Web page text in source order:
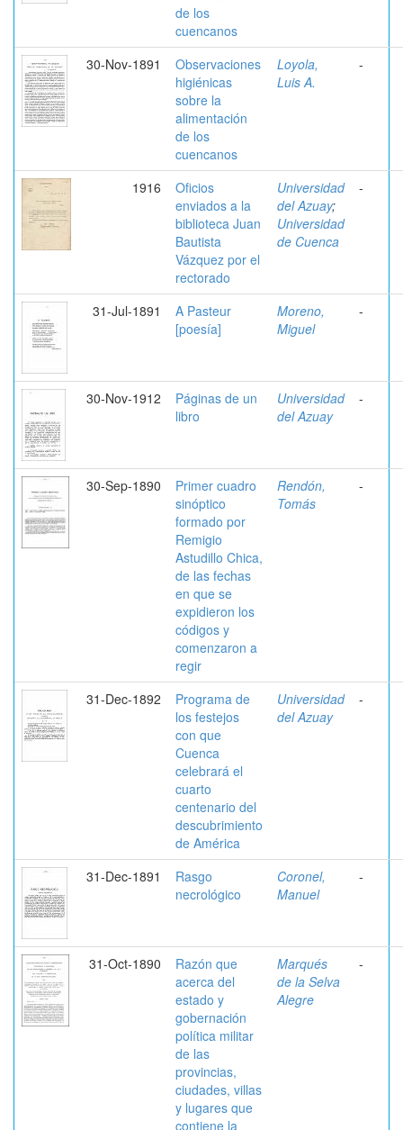
de los
cuencanos
30-Nov-1891
Observaciones
higiénicas
sobre la
alimentación
de los
cuencanos
Loyola,
Luis A.
-
1916
Oficios
enviados a la
biblioteca Juan
Bautista
Vázquez por el
rectorado
Universidad
del Azuay;
Universidad
de Cuenca
-
31-Jul-1891
A Pasteur
[poesía]
Moreno,
Miguel
-
30-Nov-1912
Páginas de un
libro
Universidad
del Azuay
-
30-Sep-1890
Primer cuadro
sinóptico
formado por
Remigio
Astudillo Chica,
de las fechas
en que se
expidieron los
códigos y
comenzaron a
regir
Rendón,
Tomás
-
31-Dec-1892
Programa de
los festejos
con que
Cuenca
celebrará el
cuarto
centenario del
descubrimiento
de América
Universidad
del Azuay
-
31-Dec-1891
Rasgo
necrológico
Coronel,
Manuel
-
31-Oct-1890
Razón que
acerca del
estado y
gobernación
política militar
de las
provincias,
ciudades, villas
y lugares que
contiene la
Marqués
de la Selva
Alegre
-